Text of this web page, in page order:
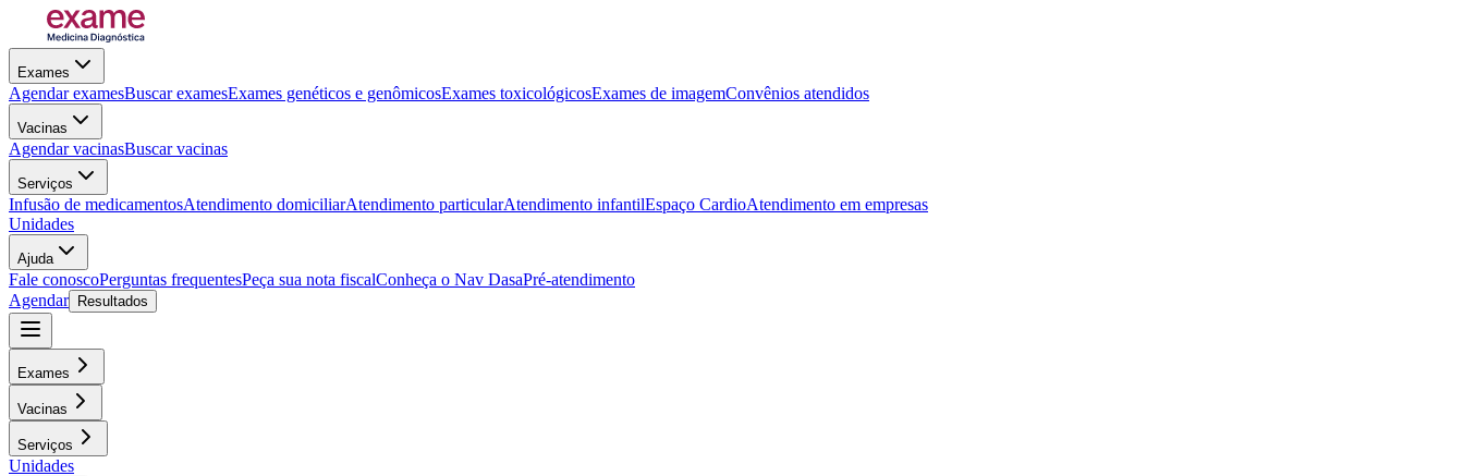
Exames
Agendar examesBuscar examesExames genéticos e genômicosExames toxicológicosExames de imagemConvênios atendidos
Vacinas
Agendar vacinasBuscar vacinas
Serviços
Infusão de medicamentosAtendimento domiciliarAtendimento particularAtendimento infantilEspaço CardioAtendimento em empresas
Unidades
Ajuda
Fale conoscoPerguntas frequentesPeça sua nota fiscalConheça o Nav DasaPré-atendimento
Agendar
Resultados
Exames
Vacinas
Serviços
Unidades